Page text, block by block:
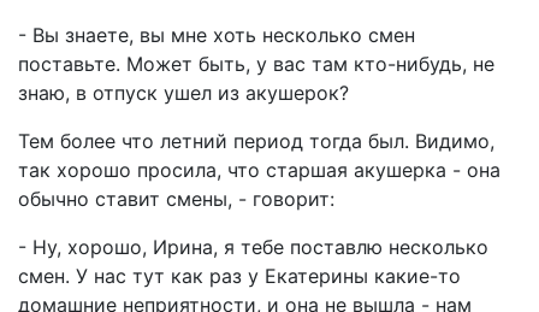
- Вы знаете, вы мне хоть несколько смен
поставьте. Может быть, у вас там кто-нибудь, не
знаю, в отпуск ушел из акушерок?
Тем более что летний период тогда был. Видимо,
так хорошо просила, что старшая акушерка - она
обычно ставит смены, - говорит:
- Ну, хорошо, Ирина, я тебе поставлю несколько
смен. У нас тут как раз у Екатерины какие-то
домашние неприятности, и она не вышла - нам